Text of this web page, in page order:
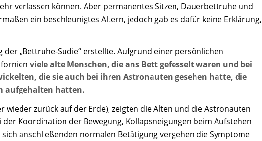
verlassen können. Aber permanentes Sitzen, Dauerbettruhe und
ein beschleunigtes Altern, jedoch gab es dafür keine Erklärung,
der „Bettruhe-Sudie“ erstellte. Aufgrund einer persönlichen
viele alte Menschen, die ans Bett gefesselt waren und bei
die sie auch bei ihren Astronauten gesehen hatte, die
aufgehalten hatten.
wieder zurück auf der Erde), zeigten die Alten und die Astronauten
Koordination der Bewegung, Kollapsneigungen beim Aufstehen
anschließenden normalen Betätigung vergehen die Symptome